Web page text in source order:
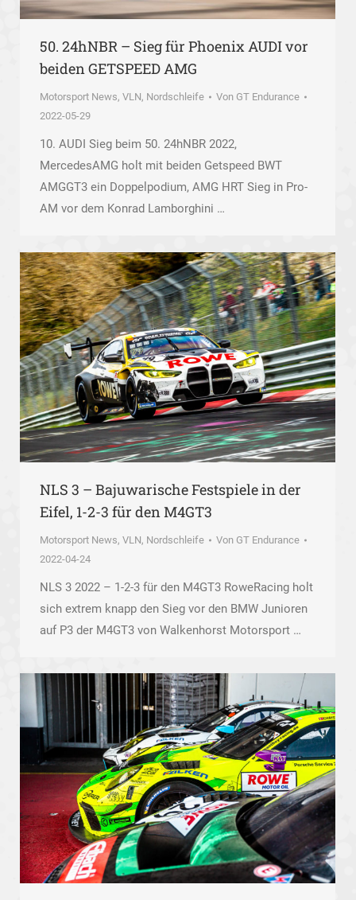
50. 24hNBR – Sieg für Phoenix AUDI vor
beiden GETSPEED AMG
Motorsport News, VLN, Nordschleife Von GT Endurance
2022-05-29
10. AUDI Sieg beim 50. 24hNBR 2022,
MercedesAMG holt mit beiden Getspeed BWT
AMGGT3 ein Doppelpodium, AMG HRT Sieg in Pro-
AM vor dem Konrad Lamborghini …
NLS 3 – Bajuwarische Festspiele in der
Eifel, 1-2-3 für den M4GT3
Motorsport News, VLN, Nordschleife Von GT Endurance
2022-04-24
NLS 3 2022 – 1-2-3 für den M4GT3 RoweRacing holt
sich extrem knapp den Sieg vor den BMW Junioren
auf P3 der M4GT3 von Walkenhorst Motorsport …